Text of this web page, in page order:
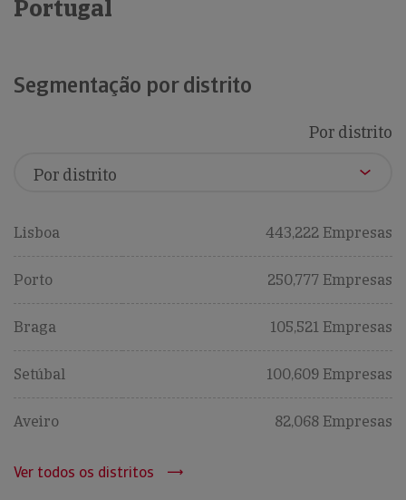
Portugal
Segmentação por distrito
Por distrito
Lisboa 443,222 Empresas
Porto 250,777 Empresas
Braga 105,521 Empresas
Setúbal 100,609 Empresas
Aveiro 82,068 Empresas
Ver todos os distritos